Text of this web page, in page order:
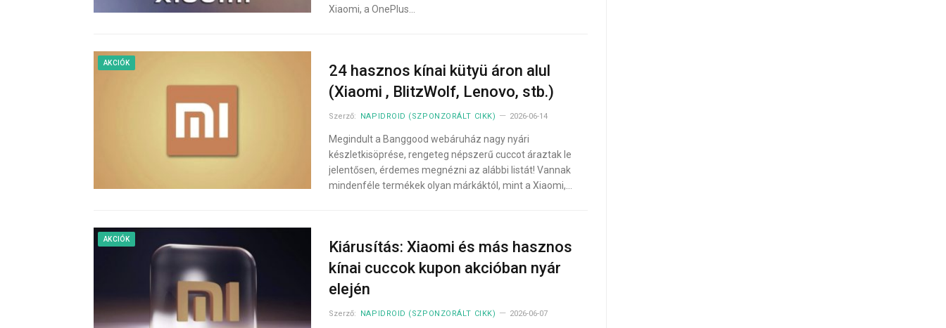
Xiaomi, a OnePlus…
AKCIÓK
24 hasznos kínai kütyü áron alul
(Xiaomi , BlitzWolf, Lenovo, stb.)
Szerző: NAPIDROID (SZPONZORÁLT CIKK) 2026-06-14
Megindult a Banggood webáruház nagy nyári
készletkisöprése, rengeteg népszerű cuccot áraztak le
jelentősen, érdemes megnézni az alábbi listát! Vannak
mindenféle termékek olyan márkáktól, mint a Xiaomi,…
AKCIÓK
Kiárusítás: Xiaomi és más hasznos
kínai cuccok kupon akcióban nyár
elején
Szerző: NAPIDROID (SZPONZORÁLT CIKK) 2026-06-07